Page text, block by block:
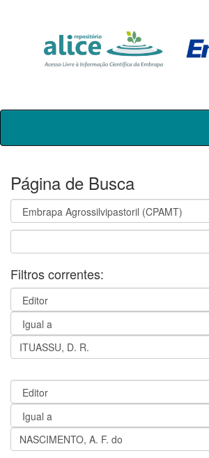
Skip
Página de Busca
Filtros correntes: